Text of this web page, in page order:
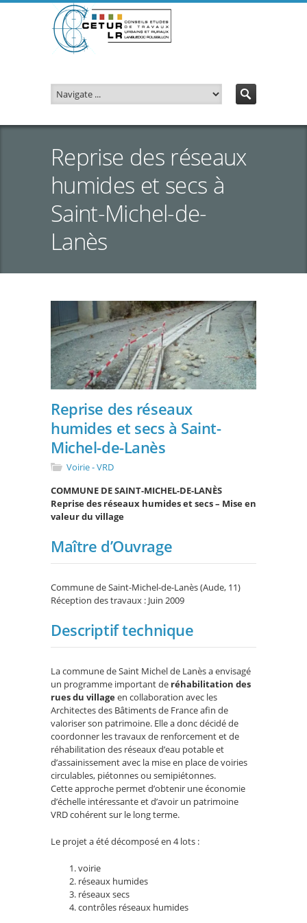
Reprise des réseaux
humides et secs à
Saint-Michel-de-
Lanès
Reprise des réseaux
humides et secs à Saint-
Michel-de-Lanès
Voirie - VRD
COMMUNE DE SAINT-MICHEL-DE-LANÈS
Reprise des réseaux humides et secs – Mise en
valeur du village
Maître d’Ouvrage
Commune de Saint-Michel-de-Lanès (Aude, 11)
Réception des travaux : Juin 2009
Descriptif technique
La commune de Saint Michel de Lanès a envisagé
un programme important de réhabilitation des
rues du villageen collaboration avec les
Architectes des Bâtiments de France afin de
valoriser son patrimoine. Elle a donc décidé de
coordonner les travaux de renforcement et de
réhabilitation des réseaux d’eau potable et
d’assainissement avec la mise en place de voiries
circulables, piétonnes ou semipiétonnes.
Cette approche permet d’obtenir une économie
d’échelle intéressante et d’avoir un patrimoine
VRD cohérent sur le long terme.
Le projet a été décomposé en 4 lots :
voirie
réseaux humides
réseaux secs
contrôles réseaux humides